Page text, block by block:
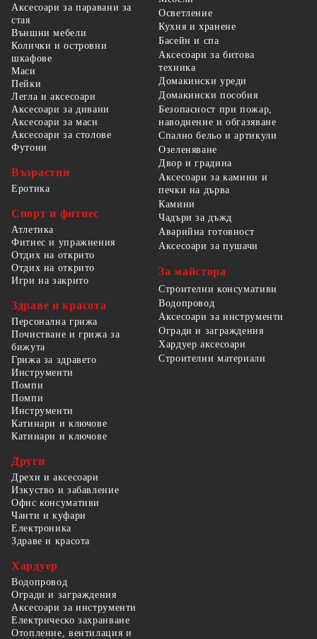
Аксесоари за паравани за
стая
Външни мебели
Колички и островни
шкафове
Маси
Пейки
Легла и аксесоари
Аксесоари за дивани
Аксесоари за маси
Аксесоари за столове
Футони
Възрастни
Еротика
Спорт и фитнес
Атлетика
Фитнес и упражнения
Отдих на открито
Отдих на открито
Игри на закрито
Здраве и красота
Персонална грижа
Почистване и грижа за
бижута
Грижа за здравето
Осветление
Кухня и хранене
Басейн и спа
Аксесоари за битова
техника
Домакински уреди
Домакински пособия
Безопасност при пожар,
наводнение и обгазяване
Спално бельо и артикули
Озеленяване
Двор и градина
Аксесоари за камини и
печки на дърва
Камини
Чадъри за дъжд
Аварийна готовност
Аксесоари за пушачи
За майстора
Строителни консумативи
Водопровод
Аксесоари за инструменти
Огради и заграждения
Хардуер аксесоари
Строителни материали
Инструменти
Помпи
Помпи
Инструменти
Катинари и ключове
Катинари и ключове
Други
Дрехи и аксесоари
Изкуство и забавление
Офис консумативи
Чанти и куфари
Електроника
Здраве и красота
Хардуер
Водопровод
Огради и заграждения
Аксесоари за инструменти
Електрическо захранване
Отопление, вентилация и